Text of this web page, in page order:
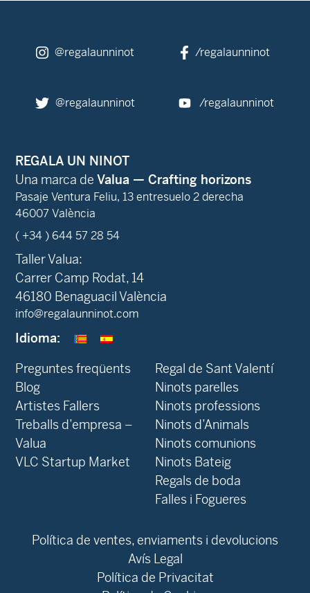
@regalaunninot /regalaunninot
@regalaunninot /regalaunninot
REGALA UN NINOT
Una marca de Valua — Crafting horizons
Pasaje Ventura Feliu, 13 entresuelo 2 derecha
46007 València
( +34 ) 644 57 28 54
Taller Valua:
Carrer Camp Rodat, 14
46180 Benaguacil València
info@regalaunninot.com
Idioma:
Preguntes freqüents
Blog
‍Artistes Fallers
Treballs d’empresa –
Valua
VLC Startup Market
Regal de Sant Valentí
Ninots parelles
Ninots professions
Ninots d’Animals
Ninots comunions
Ninots Bateig
Regals de boda
Falles i Fogueres
Política de ventes, enviaments i devolucions
Avís Legal
Política de Privacitat